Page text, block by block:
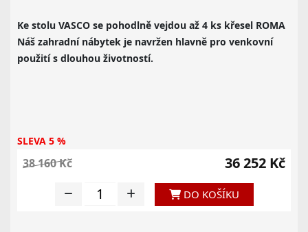
Ke stolu VASCO se pohodlně vejdou až 4 ks křesel ROMA
Náš zahradní nábytek je navržen hlavně pro venkovní
použití s dlouhou životností.
SLEVA 5 %
38 160 Kč 36 252 Kč
DO KOŠÍKU